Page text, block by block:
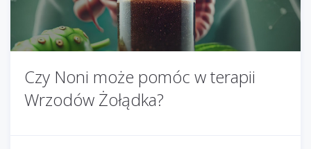
Czy Noni może pomóc w terapii
Wrzodów Żołądka?